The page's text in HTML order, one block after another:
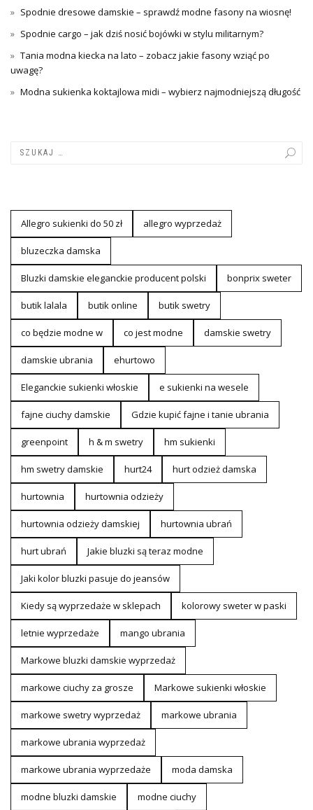
Spodnie dresowe damskie – sprawdź modne fasony na wiosnę!
Spodnie cargo – jak dziś nosić bojówki w stylu militarnym?
Tania modna kiecka na lato – zobacz jakie fasony wziąć po
uwagę?
Modna sukienka koktajlowa midi – wybierz najmodniejszą długość
Allegro sukienki do 50 zł allegro wyprzedaż
bluzeczka damska
Bluzki damskie eleganckie producent polski bonprix sweter
butik lalala butik online butik swetry
co będzie modne w co jest modne damskie swetry
damskie ubrania ehurtowo
Eleganckie sukienki włoskie e sukienki na wesele
fajne ciuchy damskie Gdzie kupić fajne i tanie ubrania
greenpoint h & m swetry hm sukienki
hm swetry damskie hurt24 hurt odzież damska
hurtownia hurtownia odzieży
hurtownia odzieży damskiej hurtownia ubrań
hurt ubrań Jakie bluzki są teraz modne
Jaki kolor bluzki pasuje do jeansów
Kiedy są wyprzedaże w sklepach kolorowy sweter w paski
letnie wyprzedaże mango ubrania
Markowe bluzki damskie wyprzedaż
markowe ciuchy za grosze Markowe sukienki włoskie
markowe swetry wyprzedaż markowe ubrania
markowe ubrania wyprzedaż
markowe ubrania wyprzedaże moda damska
modne bluzki damskie modne ciuchy